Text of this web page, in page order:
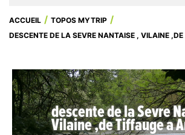
ACCUEIL
TOPOS MYTRIP
DESCENTE DE LA SEVRE NANTAISE , VILAINE
descente de la Sevre
Vilaine ,de Tiffauge a